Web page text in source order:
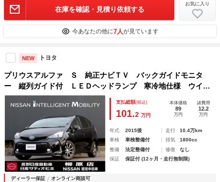
在庫を確認・見積り依頼する
お気に入り
今あなたの他に7人が見ています
NEW トヨタ
プリウスアルファ Ｓ 純正ナビＴＶ バックガイドモニタ
ー 縦列ガイド付 ＬＥＤヘッドランプ 寒冷地仕様 ウイン
ドシールドデアイサー リヤフォグランプ ビルトインＥＴ
Ｃ 社外アルミホイール オートライトシステム スマートキ
支払総額(税込)
101.2 万円
本体価格
89
万円
諸費用
12.2
万円
年式 2015後 走行
10.4万km
車検
車検整備付 排気
1800cc
整備
法定整備付 修復
なし
保証
保証付 (12ヶ月・走行無制限)
ディーラー保証 オンライン商談可